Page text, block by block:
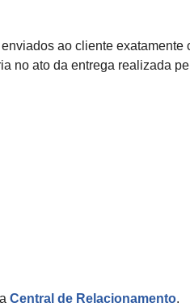
ao cliente exatamente
no ato da entrega realizada
Central de Relacionamento.